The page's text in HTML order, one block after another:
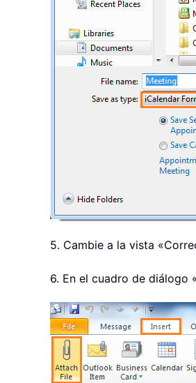
5. Cambie a la vista
6. En el cuadro de diálogo